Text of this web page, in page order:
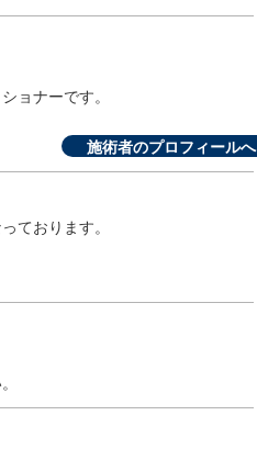
ョナーです。
施術者のプロフィールへ
ております。